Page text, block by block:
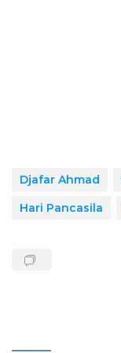
Djafar Ahmad
Hari Pancasila